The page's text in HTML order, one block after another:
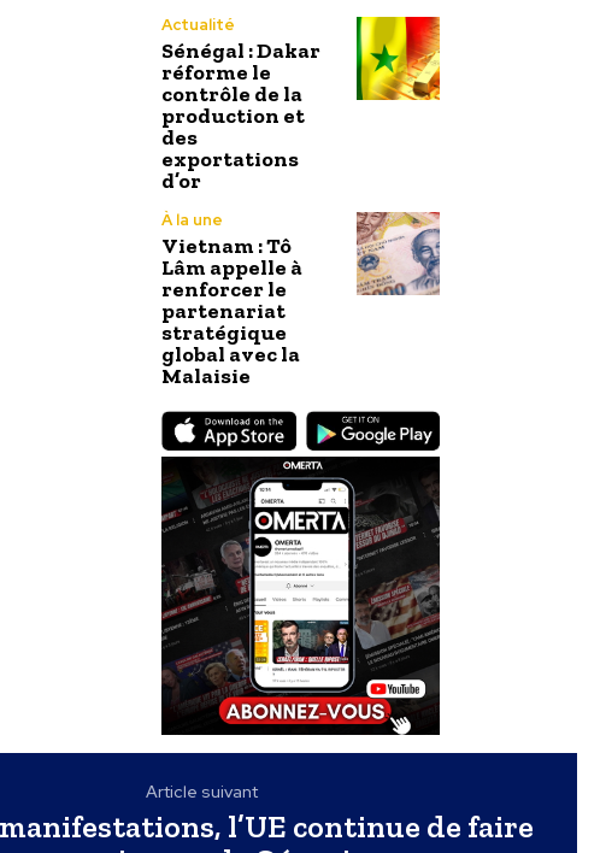
Actualité
Sénégal : Dakar
réforme le
contrôle de la
production et
des
exportations
d’or
À la une
Vietnam : Tô
Lâm appelle à
renforcer le
partenariat
stratégique
global avec la
Malaisie
Article suivant
l’UE continue de faire